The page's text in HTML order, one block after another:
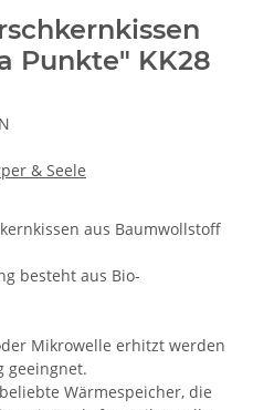
Punkte" KK28
& Seele
aus Baumwollstoff
besteht aus Bio-
Mikrowelle erhitzt werden
geeingnet.
Wärmespeicher, die